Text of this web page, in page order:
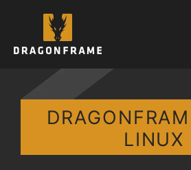
contenido
LINUX